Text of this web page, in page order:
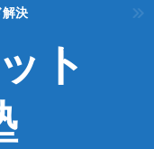
解決
ト